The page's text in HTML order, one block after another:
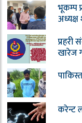
भूकम्प
अध्यक्ष
प्रहरी
खारेज
करेन्ट